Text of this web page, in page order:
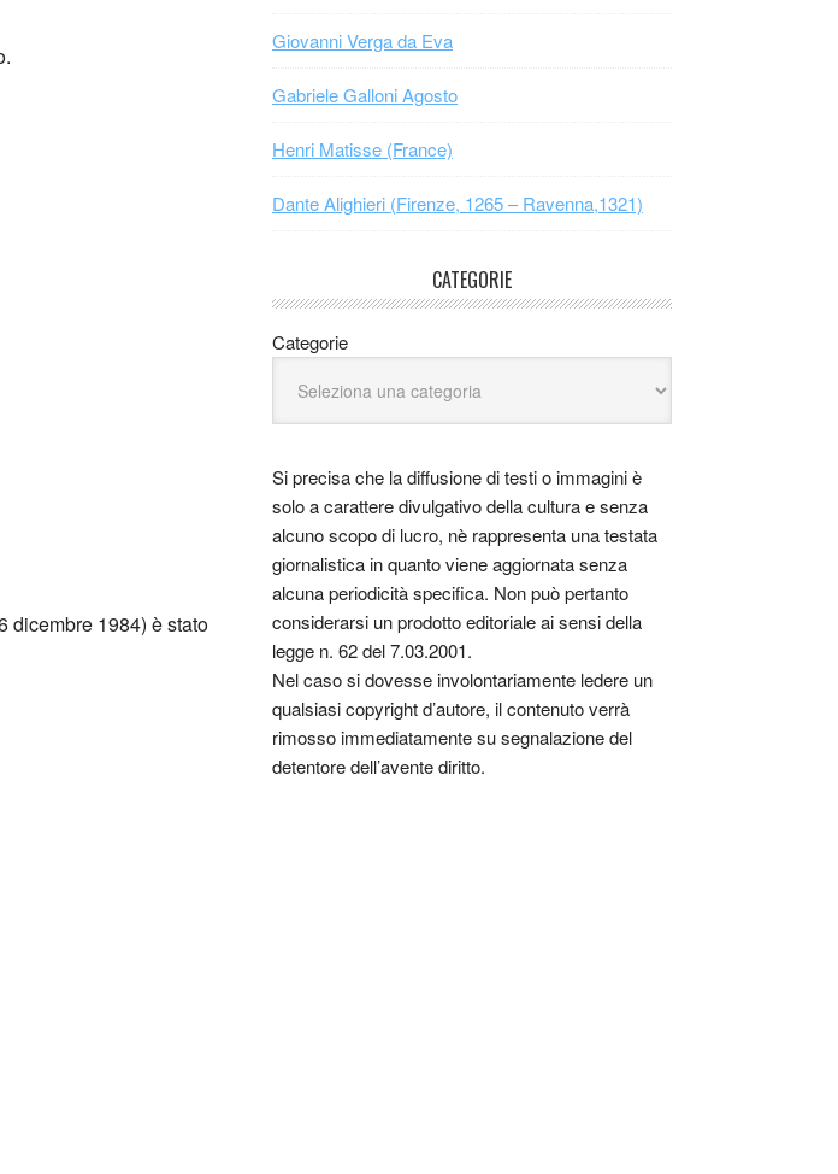
dicembre 1984) è stato
Giovanni Verga da Eva
Gabriele Galloni Agosto
Henri Matisse (France)
Dante Alighieri (Firenze, 1265 – Ravenna,1321)
CATEGORIE
Categorie
Si precisa che la diffusione di testi o immagini è
solo a carattere divulgativo della cultura e senza
alcuno scopo di lucro, nè rappresenta una testata
giornalistica in quanto viene aggiornata senza
alcuna periodicità specifica. Non può pertanto
considerarsi un prodotto editoriale ai sensi della
legge n. 62 del 7.03.2001.
Nel caso si dovesse involontariamente ledere un
qualsiasi copyright d’autore, il contenuto verrà
rimosso immediatamente su segnalazione del
detentore dell’avente diritto.